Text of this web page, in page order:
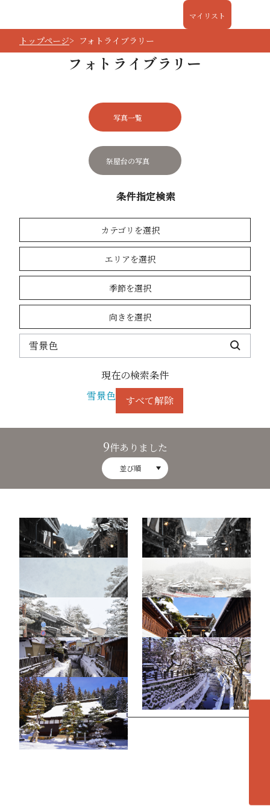
マイリスト
トップページ フォトライブラリー
フォトライブラリー
写真一覧
祭屋台の写真
条件指定検索
カテゴリを選択
エリアを選択
季節を選択
向きを選択
現在の検索条件
雪景色
すべて解除
9件ありました
並び順
古い町並（冬）7 古い町並（冬）8
赤い中橋15（冬）
大新町4 雲龍寺4
江名子川（冬）2 江名子川（冬）1
雲龍寺5